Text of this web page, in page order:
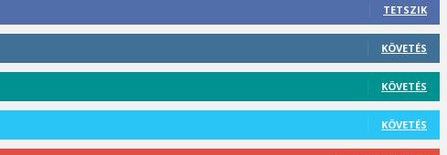
TETSZIK
KÖVETÉS
KÖVETÉS
KÖVETÉS